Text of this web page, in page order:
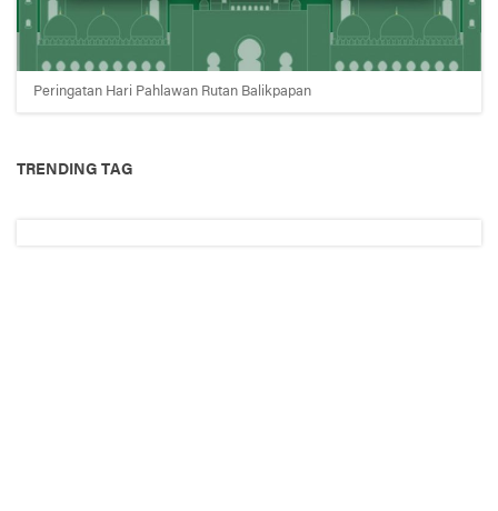
Peringatan Hari Pahlawan Rutan Balikpapan
TRENDING TAG